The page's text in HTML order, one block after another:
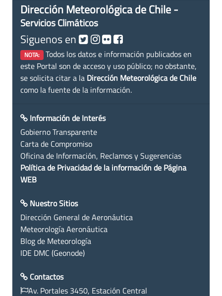
Dirección Meteorológica de Chile -
Servicios Climáticos
Siguenos en
NOTA: Todos los datos e información publicados en
este Portal son de acceso y uso público; no obstante,
se solicita citar a la Dirección Meteorológica de Chile
como la fuente de la información.
Información de Interés
Gobierno Transparente
Carta de Compromiso
Oficina de Información, Reclamos y Sugerencias
Política de Privacidad de la información de Página
WEB
Nuestro Sitios
Dirección General de Aeronáutica
Meteorología Aeronáutica
Blog de Meteorología
IDE DMC (Geonode)
Contactos
Av. Portales 3450, Estación Central